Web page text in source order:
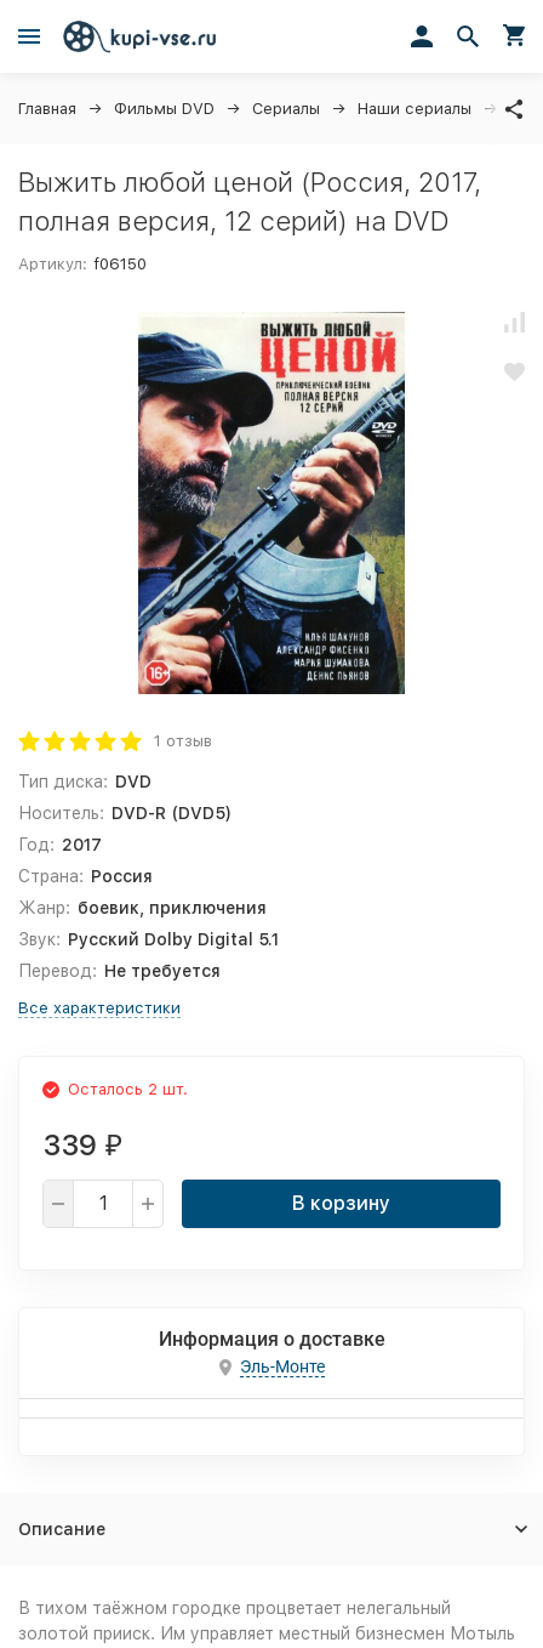
Главная Фильмы DVD Сериалы Наши сериалы
Выжить любой ценой (Россия, 2017,
полная версия, 12 серий) на DVD
Артикул: f06150
1 отзыв
Тип диска: DVD
Носитель: DVD-R (DVD5)
Год: 2017
Страна: Россия
Жанр: боевик, приключения
Звук: Русский Dolby Digital 5.1
Перевод: Не требуется
Все характеристики
Осталось 2 шт.
339 ₽
В корзину
Информация о доставке
Эль-Монте
Описание
В тихом таёжном городке процветает нелегальный
золотой прииск. Им управляет местный бизнесмен Мотыль